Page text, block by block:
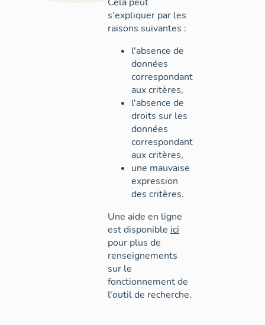
s'expliquer par les
raisons suivantes :
l'absence de
données
correspondant
aux critères,
l'absence de
droits sur les
données
correspondant
aux critères,
une mauvaise
expression
des critères.
Une aide en ligne
est disponible ici
pour plus de
renseignements
sur le
fonctionnement de
l'outil de recherche.